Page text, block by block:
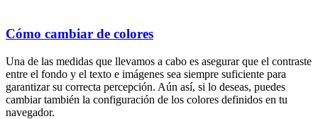
Cómo cambiar de colores
Una de las medidas que llevamos a cabo es asegurar que el contraste
entre el fondo y el texto e imágenes sea siempre suficiente para
garantizar su correcta percepción. Aún así, si lo deseas, puedes
cambiar también la configuración de los colores definidos en tu
navegador.